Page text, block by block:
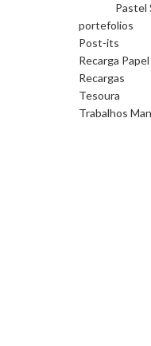
Pastel
portefolios
Post-its
Recarga Papel
Recargas
Tesoura
Trabalhos